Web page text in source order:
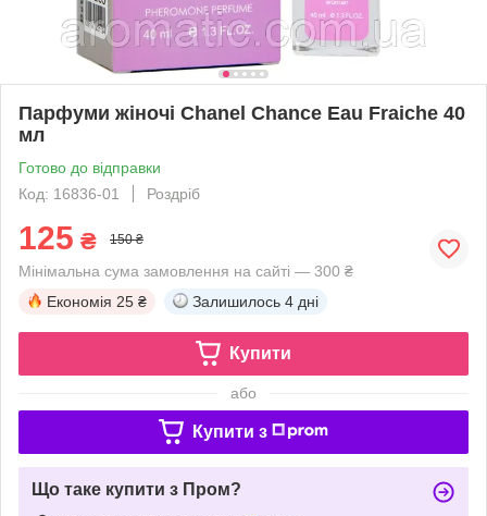
Парфуми жіночі Chanel Chance Eau Fraiche 40
мл
Готово до відправки
Код: 16836-01
Роздріб
125 ₴ 150 ₴
Мінімальна сума замовлення на сайті — 300 ₴
Економія 25 ₴ Залишилось 4 дні
Купити
або
Купити з
Що таке купити з Пром?